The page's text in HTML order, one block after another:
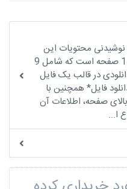
نوشیدنی محتویات این
فایل شامل موارد زیر است : دارای 1 صفحه است که شامل 9
دانلودی در قالب یک فایل
فایل* همچنین با
صفحه، اطلاعات آن
ا...